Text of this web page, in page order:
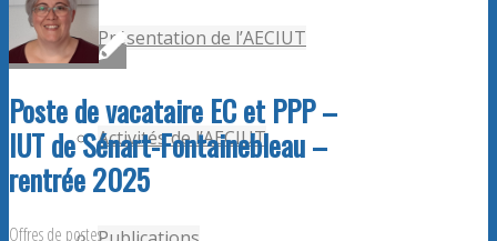
Présentation de l’AECIUT
Activités de l’AECIUT
Poste de vacataire EC et PPP –
IUT de Sénart-Fontainebleau –
rentrée 2025
Offres de postes